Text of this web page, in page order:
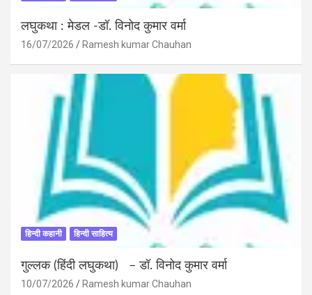
लघुकथा : मेडल -डॉ. विनोद कुमार वर्मा
16/07/2026 Ramesh kumar Chauhan
हिन्दी कहानी हिन्दी साहित्य
गुल्लक (हिंदी लघुकथा) – डॉ. विनोद कुमार वर्मा
10/07/2026 Ramesh kumar Chauhan